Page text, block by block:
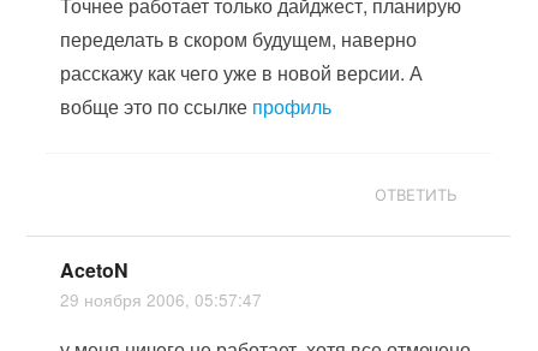
переделать в скором будущем, наверно
расскажу как чего уже в новой версии. А
вобще это по ссылке профиль
ОТВЕТИТЬ
AcetoN
29 ноября 2006, 05:57:47